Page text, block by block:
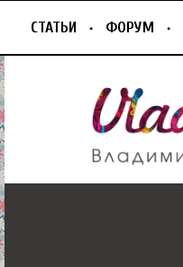
СТАТЬИ ФОРУМ